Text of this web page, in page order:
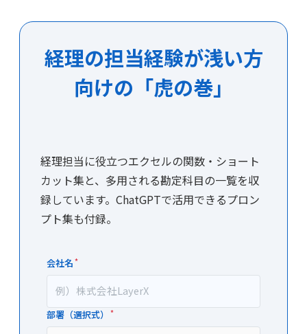
経理の担当経験が浅い方
向けの「虎の巻」
経理担当に役立つエクセルの関数・ショート
カット集と、多用される勘定科目の一覧を収
録しています。ChatGPTで活用できるプロン
プト集も付録。
MK_
経
理
会社名
部署（選択式）
あ
な
た